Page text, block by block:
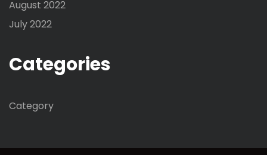
August 2022
July 2022
Categories
Category